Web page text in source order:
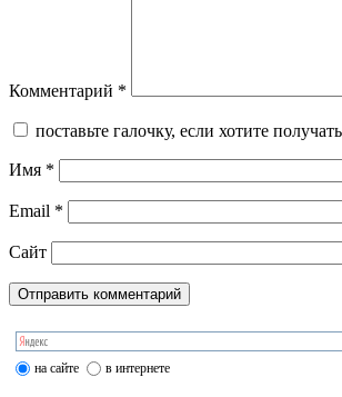
Комментарий *
поставьте галочку, если хотите
Имя *
Email *
Сайт
на сайте в интернете